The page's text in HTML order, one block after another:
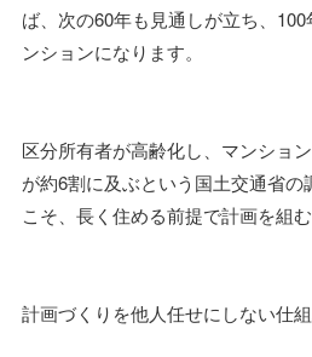
ば、次の60年も見通しが立ち、
ンションになります。
区分所有者が高齢化し、マンショ
が約6割に及ぶという国土交通省の
こそ、長く住める前提で計画を組む
計画づくりを他人任せにしない仕